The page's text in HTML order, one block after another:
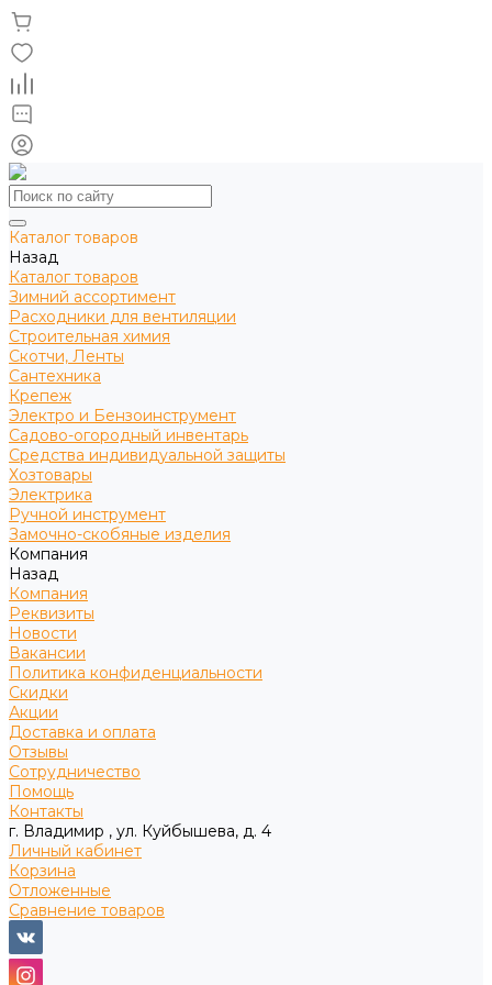
Каталог товаров
Назад
Каталог товаров
Зимний ассортимент
Расходники для вентиляции
Строительная химия
Скотчи, Ленты
Сантехника
Крепеж
Электро и Бензоинструмент
Садово-огородный инвентарь
Средства индивидуальной защиты
Хозтовары
Электрика
Ручной инструмент
Замочно-скобяные изделия
Компания
Назад
Компания
Реквизиты
Новости
Вакансии
Политика конфиденциальности
Скидки
Акции
Доставка и оплата
Отзывы
Сотрудничество
Помощь
Контакты
г. Владимир , ул. Куйбышева, д. 4
Личный кабинет
Корзина
Отложенные
Сравнение товаров